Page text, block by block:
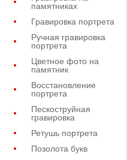
памятниках
Гравировка портрета
Ручная гравировка
портрета
Цветное фото на
памятник
Восстановление
портрета
Пескоструйная
гравировка
Ретушь портрета
Позолота букв